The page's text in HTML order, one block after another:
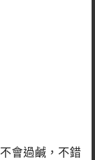
會過鹹，不錯